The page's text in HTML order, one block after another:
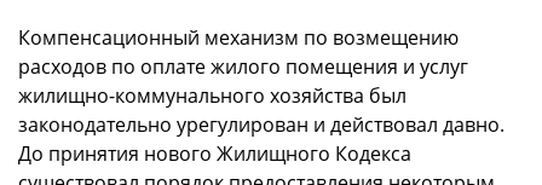
Компенсационный механизм по возмещению
расходов по оплате жилого помещения и услуг
жилищно-коммунального хозяйства был
законодательно урегулирован и действовал давно.
До принятия нового Жилищного Кодекса